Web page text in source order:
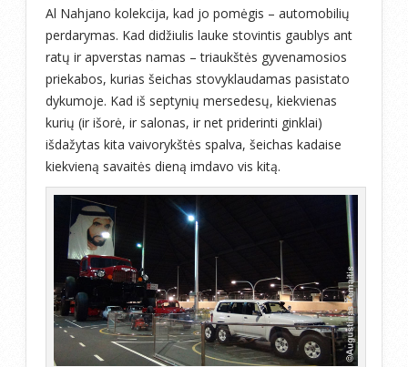
Al Nahjano kolekcija, kad jo pomėgis – automobilių
perdarymas. Kad didžiulis lauke stovintis gaublys ant
ratų ir apverstas namas – triaukštės gyvenamosios
priekabos, kurias šeichas stovyklaudamas pasistato
dykumoje. Kad iš septynių mersedesų, kiekvienas
kurių (ir išorė, ir salonas, ir net priderinti ginklai)
išdažytas kita vaivorykštės spalva, šeichas kadaise
kiekvieną savaitės dieną imdavo vis kitą.